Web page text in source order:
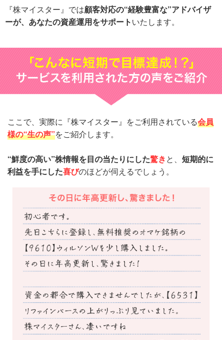
『株マイスター』では顧客対応の“経験豊富な”アドバイザ
ーが、あなたの資産運用をサポートいたします。
ここで、実際に『株マイスター』をご利用されている会員
様の“生の声”をご紹介します。
“鮮度の高い”株情報を目の当たりにした驚きと、 短期的に
利益を手にした喜びのほどが伺えるでしょう。